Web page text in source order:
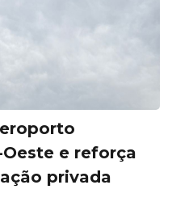
e reforça
privada